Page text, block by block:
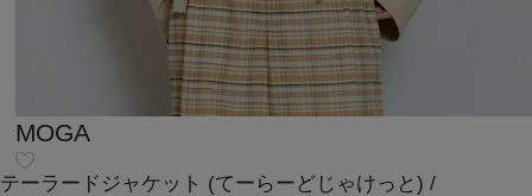
MOGA
テーラードジャケット (てーらーどじゃけっと) /